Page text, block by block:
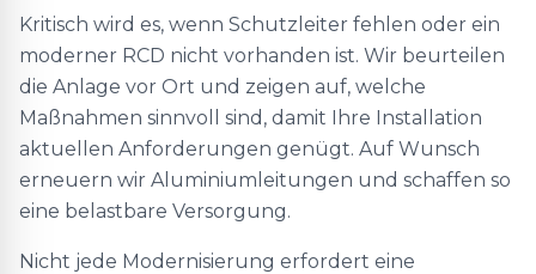
Kritisch wird es, wenn Schutzleiter fehlen oder ein
moderner RCD nicht vorhanden ist. Wir beurteilen
die Anlage vor Ort und zeigen auf, welche
Maßnahmen sinnvoll sind, damit Ihre Installation
aktuellen Anforderungen genügt. Auf Wunsch
erneuern wir Aluminiumleitungen und schaffen so
eine belastbare Versorgung.
Nicht jede Modernisierung erfordert eine